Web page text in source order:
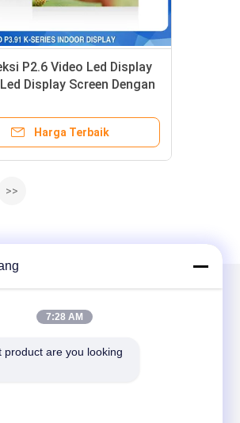
P2.6 Video Led Display
Display Screen Dengan
Ringan
Harga Terbaik
>>
7:28 AM
product are you looking